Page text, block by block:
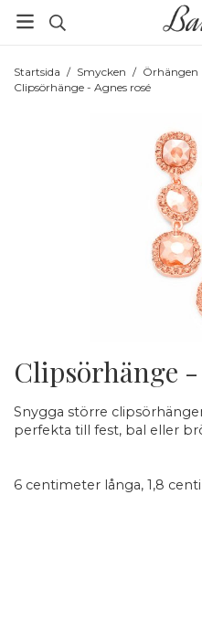
Startsida / Smycken / Örhängen
Clipsörhänge - Agnes rosé
Clipsörhänge -
Snygga större
perfekta till fest, bal eller
6 centimeter långa, 1,8